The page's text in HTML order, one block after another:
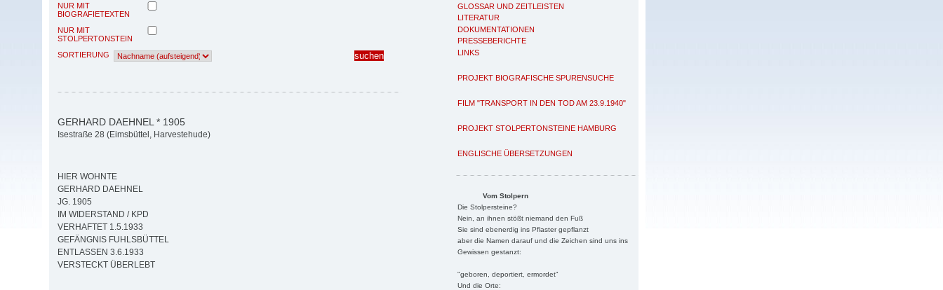
GLOSSAR UND ZEITLEISTEN
LITERATUR
DOKUMENTATIONEN
PRESSEBERICHTE
LINKS
PROJEKT BIOGRAFISCHE SPURENSUCHE
FILM "TRANSPORT IN DEN TOD AM 23.9.1940"
PROJEKT STOLPERTONSTEINE HAMBURG
ENGLISCHE ÜBERSETZUNGEN
Vom Stolpern
Die Stolpersteine?
Nein, an ihnen stößt niemand den Fuß
Sie sind ebenerdig ins Pflaster gepflanzt
aber die Namen darauf und die Zeichen sind uns ins
Gewissen gestanzt:
"geboren, deportiert, ermordet"
Und die Orte:
NUR MIT
BIOGRAFIETEXTEN
NUR MIT
STOLPERTONSTEIN
SORTIERUNG
GERHARD DAEHNEL * 1905
Isestraße 28 (Eimsbüttel, Harvestehude)
HIER WOHNTE
GERHARD DAEHNEL
JG. 1905
IM WIDERSTAND / KPD
VERHAFTET 1.5.1933
GEFÄNGNIS FUHLSBÜTTEL
ENTLASSEN 3.6.1933
VERSTECKT ÜBERLEBT